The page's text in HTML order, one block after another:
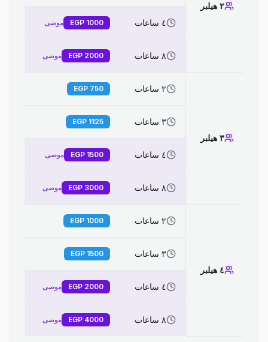
٢ هيلبر
٤ ساعات 1000 موصى
٨ ساعات 2000 موصى
٣ هيلبر
٢ ساعات 750
٣ ساعات 1125
٤ ساعات 1500 موصى
٨ ساعات 3000 موصى
٤ هيلبر
٢ ساعات 1000
٣ ساعات 1500
٤ ساعات 2000 موصى
٨ ساعات 4000 موصى